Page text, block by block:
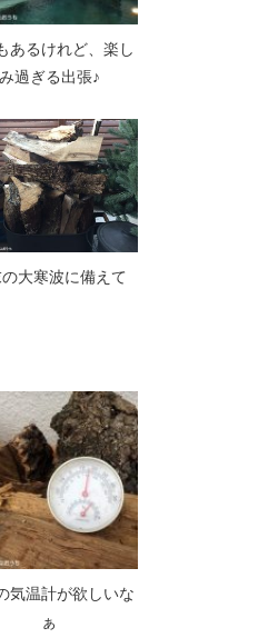
あるけれど、楽し
み過ぎる出張♪
大寒波に備えて
気温計が欲しいな
ぁ